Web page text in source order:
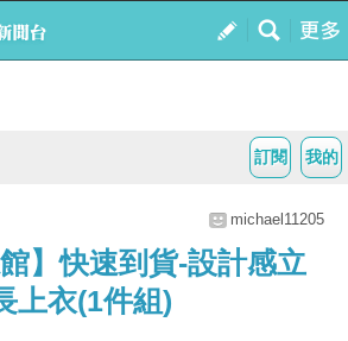
我的
訂閱
michael11205
】快速到貨-設計感立
上衣(1件組)